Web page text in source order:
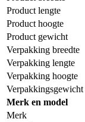
Product lengte
Product hoogte
Product gewicht
Verpakking breedte
Verpakking lengte
Verpakking hoogte
Verpakkingsgewicht
Merk en model
Merk